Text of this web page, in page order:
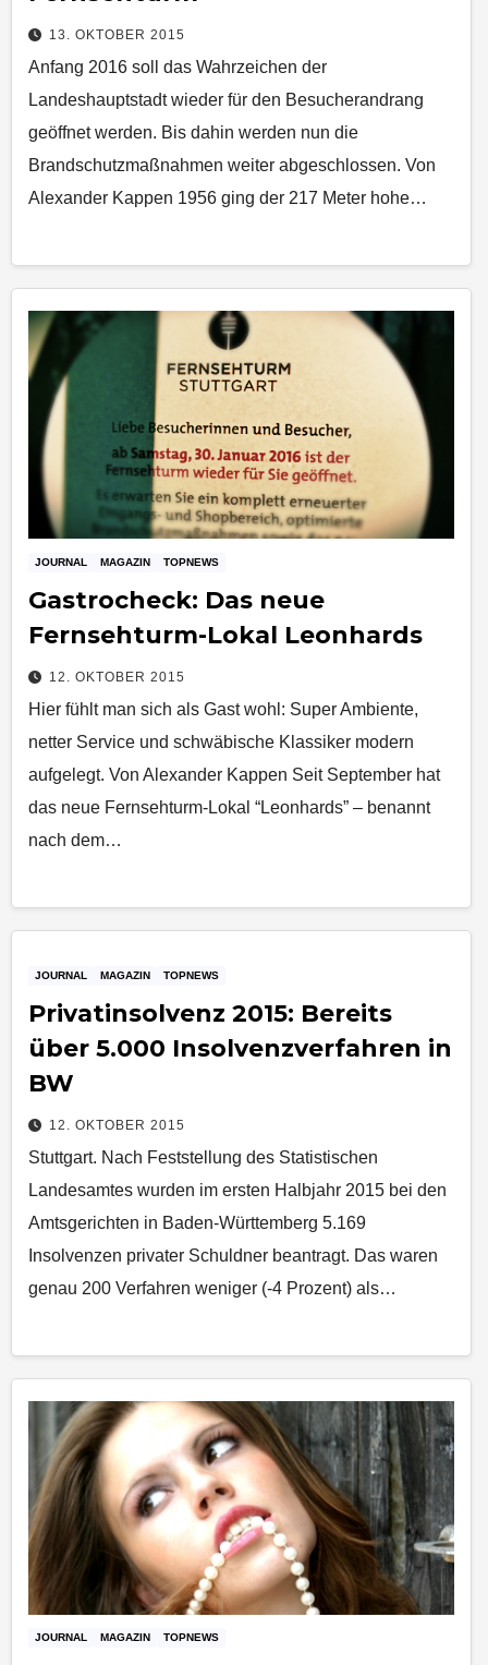
13. OKTOBER 2015
Anfang 2016 soll das Wahrzeichen der
Landeshauptstadt wieder für den Besucherandrang
geöffnet werden. Bis dahin werden nun die
Brandschutzmaßnahmen weiter abgeschlossen. Von
Alexander Kappen 1956 ging der 217 Meter hohe…
JOURNAL MAGAZIN TOPNEWS
Gastrocheck: Das neue
Fernsehturm-Lokal Leonhards
12. OKTOBER 2015
Hier fühlt man sich als Gast wohl: Super Ambiente,
netter Service und schwäbische Klassiker modern
aufgelegt. Von Alexander Kappen Seit September hat
das neue Fernsehturm-Lokal “Leonhards” – benannt
nach dem…
JOURNAL MAGAZIN TOPNEWS
Privatinsolvenz 2015: Bereits
über 5.000 Insolvenzverfahren in
BW
12. OKTOBER 2015
Stuttgart. Nach Feststellung des Statistischen
Landesamtes wurden im ersten Halbjahr 2015 bei den
Amtsgerichten in Baden‑Württemberg 5.169
Insolvenzen privater Schuldner beantragt. Das waren
genau 200 Verfahren weniger (-4 Prozent) als…
JOURNAL MAGAZIN TOPNEWS